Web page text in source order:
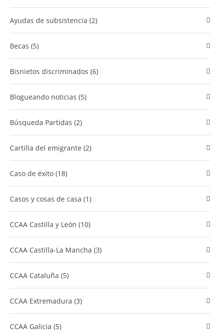
Ayudas de subsistencia (2)
Becas (5)
bisnietos discriminados (6)
Blogueando noticias (5)
Búsqueda Partidas (2)
cartilla del emigrante (2)
caso de éxito (18)
Casos y cosas de casa (1)
CCAA Castilla y León (10)
CCAA Castilla-La Mancha (3)
CCAA Cataluña (5)
CCAA Extremadura (3)
CCAA Galicia (5)